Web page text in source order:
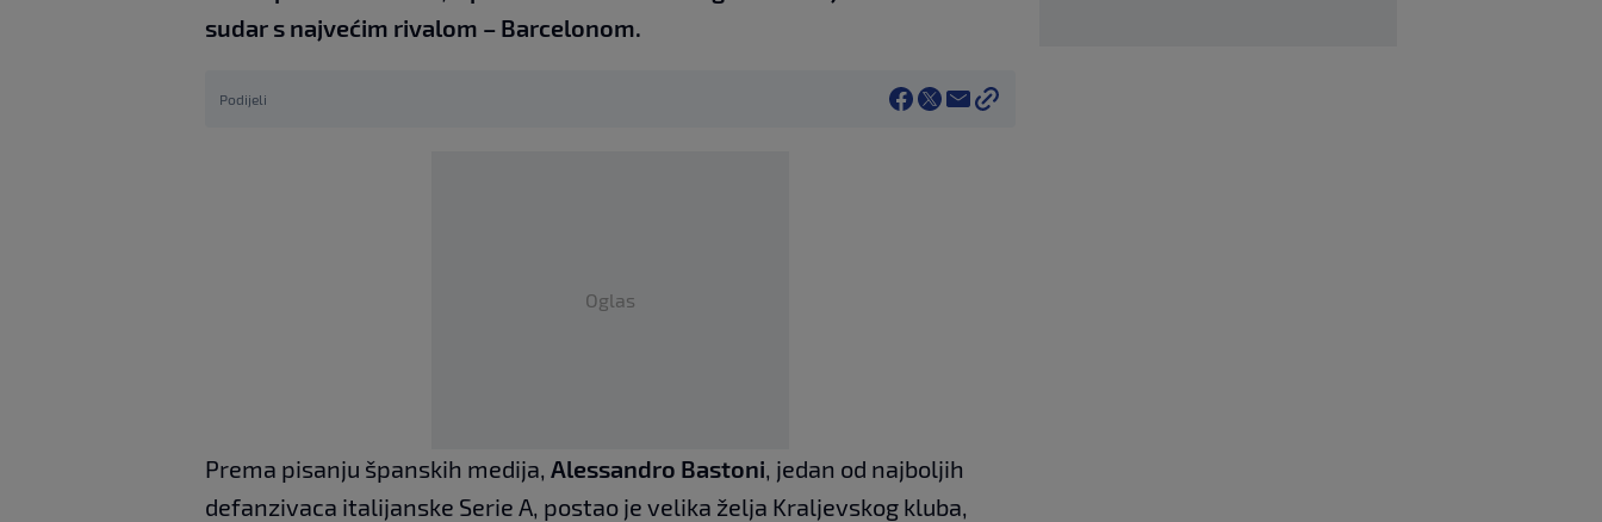
sudar s najvećim rivalom – Barcelonom.
Podijeli
Oglas
Prema pisanju španskih medija, Alessandro Bastoni , jedan od najboljih
defanzivaca italijanske Serie A, postao je velika želja Kraljevskog kluba,